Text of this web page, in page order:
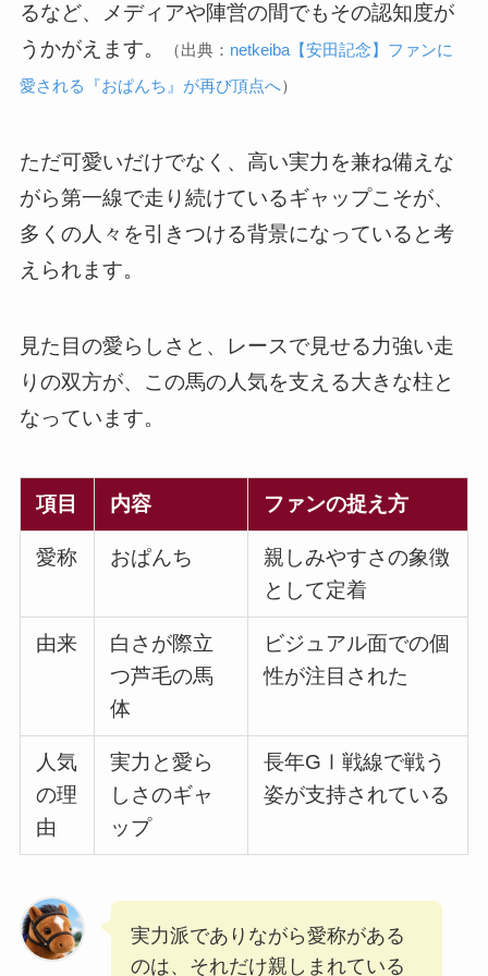
るなど、メディアや陣営の間でもその認知度が
うかがえます。
（出典： netkeiba【安田記念】ファンに
愛される『おぱんち』が再び頂点へ）
ただ可愛いだけでなく、高い実力を兼ね備えな
がら第一線で走り続けているギャップこそが、
多くの人々を引きつける背景になっていると考
えられます。
見た目の愛らしさと、レースで見せる力強い走
りの双方が、この馬の人気を支える大きな柱と
なっています。
項目 内容 ファンの捉え方
愛称 おぱんち
親しみやすさの象徴
として定着
由来
白さが際立
つ芦毛の馬
体
ビジュアル面での個
性が注目された
人気
の理
由
実力と愛ら
しさのギャ
ップ
長年GⅠ戦線で戦う
姿が支持されている
実力派でありながら愛称がある
のは、それだけ親しまれている